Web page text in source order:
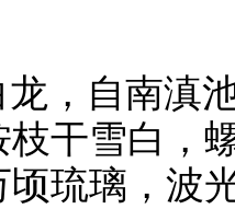
龙，自南滇
干雪白，
琉璃，波